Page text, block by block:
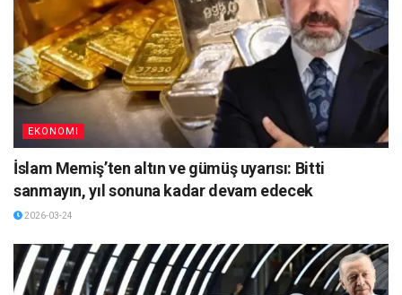
EKONOMI
İslam Memiş’ten altın ve gümüş uyarısı: Bitti
sanmayın, yıl sonuna kadar devam edecek
2026-03-24